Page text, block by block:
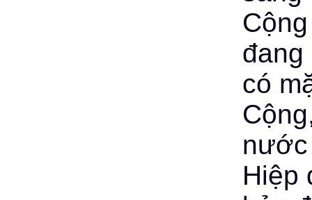
đang
có
nước
Hiệp